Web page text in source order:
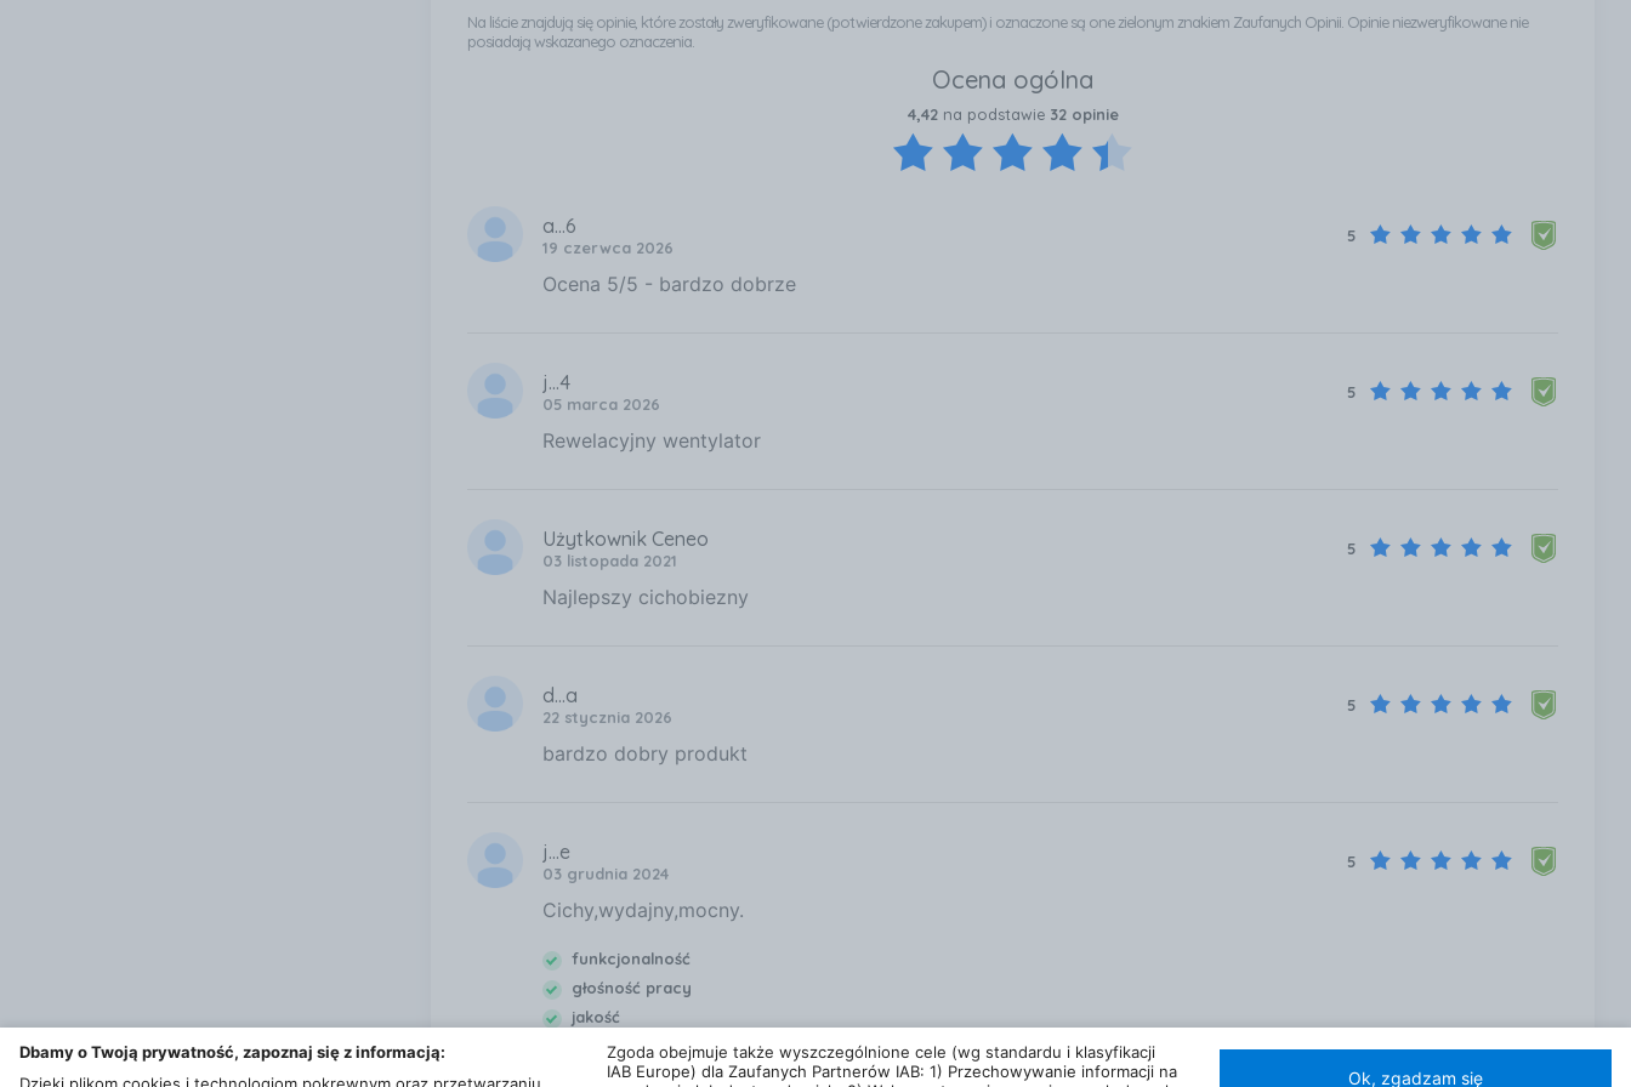
Na liście znajdują się opinie, które zostały zweryfikowane (potwierdzone zakupem) i oznaczone są one zielonym znakiem Zaufanych Opinii. Opinie niezweryfikowane nie
posiadają wskazanego oznaczenia.
Ocena ogólna
4,42 na podstawie 32 opinie
a...6
19 czerwca 2026
5
Ocena 5/5 - bardzo dobrze
j...4
05 marca 2026
5
Rewelacyjny wentylator
Użytkownik Ceneo
03 listopada 2021
5
Najlepszy cichobiezny
d...a
22 stycznia 2026
5
bardzo dobry produkt
j...e
03 grudnia 2024
5
Cichy,wydajny,mocny.
funkcjonalność
głośność pracy
jakość
trwałość
Dbamy o Twoją prywatność, zapoznaj się z informacją:
Dzięki plikom cookies i technologiom pokrewnym oraz przetwarzaniu
Zgoda obejmuje także wyszczególnione cele (wg standardu i klasyfikacji
IAB Europe) dla Zaufanych Partnerów IAB: 1) Przechowywanie informacji na
Ok, zgadzam się